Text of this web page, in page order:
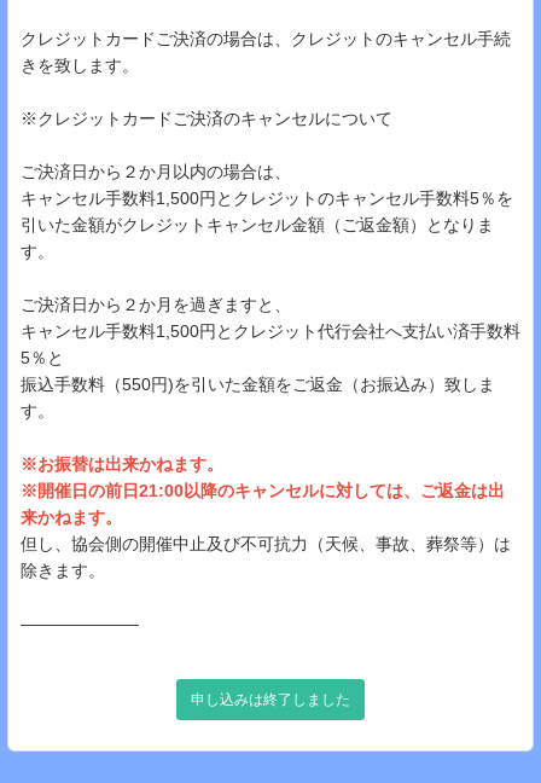
クレジットカードご決済の場合は、クレジットのキャンセル手続
きを致します。
※クレジットカードご決済のキャンセルについて
ご決済日から２か月以内の場合は、
キャンセル手数料1,500円とクレジットのキャンセル手数料5％を
引いた金額がクレジットキャンセル金額（ご返金額）となりま
す。
ご決済日から２か月を過ぎますと、
キャンセル手数料1,500円とクレジット代行会社へ支払い済手数料
5％と
振込手数料（550円)を引いた金額をご返金（お振込み）致しま
す。
※お振替は出来かねます。
※開催日の前日21:00以降のキャンセルに対しては、ご返金は出
来かねます。
但し、協会側の開催中止及び不可抗力（天候、事故、葬祭等）は
除きます。
―――――――
申し込みは終了しました